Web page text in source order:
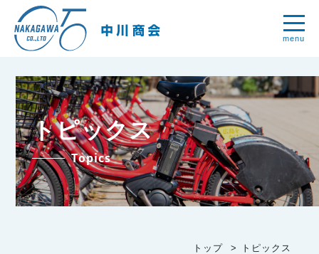
menu
トピックス
Topics
トップ トピックス